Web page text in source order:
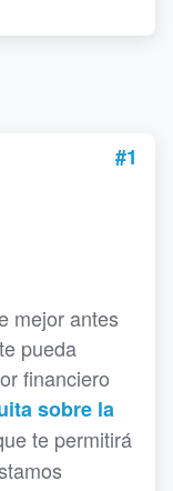
#1
mejor antes
pueda
financiero
sobre la
te permitirá